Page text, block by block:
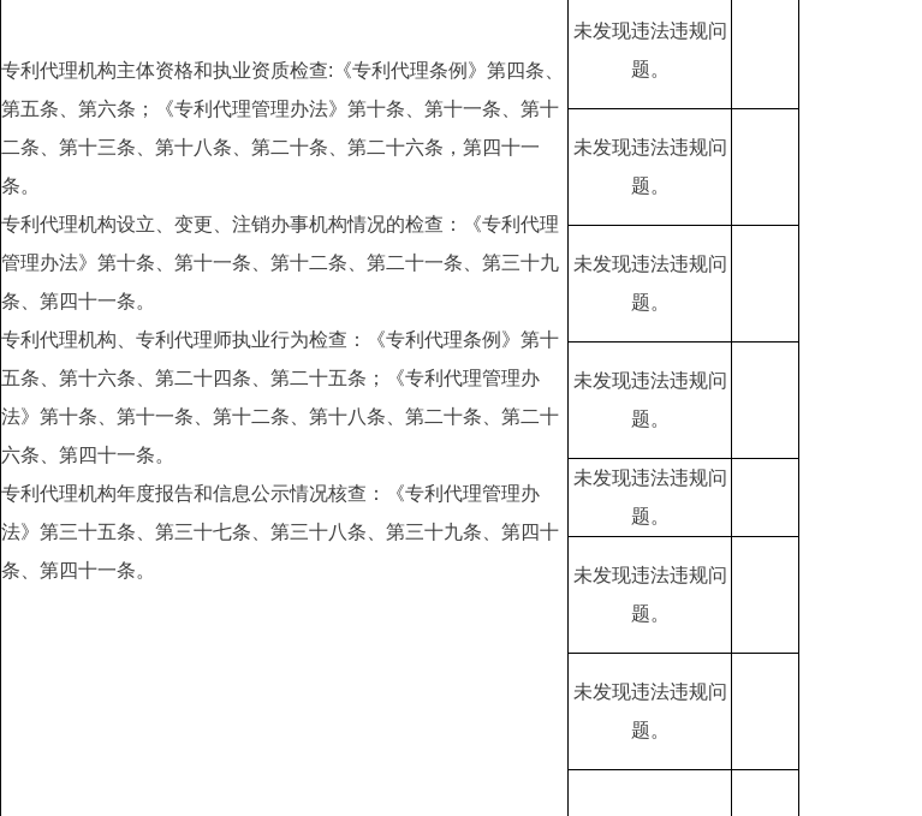
专利代理机构主体资格和执业资质检查:《专利代理条例》第四条、
第五条、第六条；《专利代理管理办法》第十条、第十一条、第十
二条、第十三条、第十八条、第二十条、第二十六条，第四十一
条。
专利代理机构设立、变更、注销办事机构情况的检查：《专利代理
管理办法》第十条、第十一条、第十二条、第二十一条、第三十九
条、第四十一条。
专利代理机构、专利代理师执业行为检查：《专利代理条例》第十
五条、第十六条、第二十四条、第二十五条；《专利代理管理办
法》第十条、第十一条、第十二条、第十八条、第二十条、第二十
六条、第四十一条。
专利代理机构年度报告和信息公示情况核查：《专利代理管理办
法》第三十五条、第三十七条、第三十八条、第三十九条、第四十
条、第四十一条。
未发现违法违规问
题。
未发现违法违规问
题。
未发现违法违规问
题。
未发现违法违规问
题。
未发现违法违规问
题。
未发现违法违规问
题。
未发现违法违规问
题。